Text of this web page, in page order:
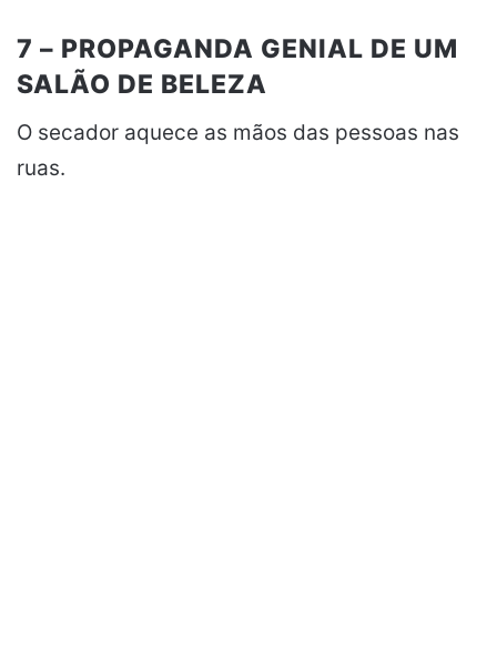
7 – PROPAGANDA GENIAL DE UM
SALÃO DE BELEZA
O secador aquece as mãos das pessoas nas
ruas.